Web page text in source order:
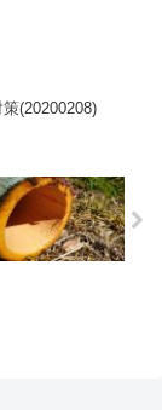
(20200208)